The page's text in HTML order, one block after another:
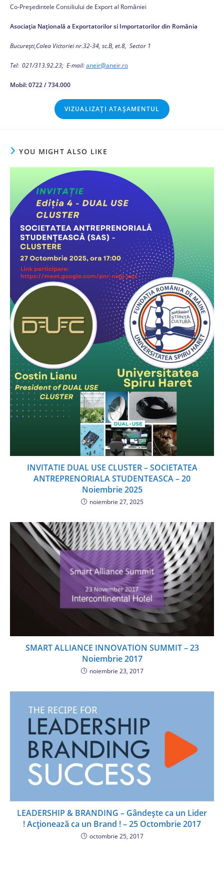
Co-Preşedintele Consiliului de Export al României
Asociația Națională a Exportatorilor si Importatorilor din România
Bucureşti,Calea Victoriei nr.32-34, sc.B, et.8, Sector 1
Tel: 021/313.92.23; E-mail:aneir@aneir.ro
Mobil: 0722 / 734.000
VIZUALIZAȚI ATAȘAMENTUL
YOU MIGHT ALSO LIKE
INVITATIE DUAL USE CLUSTER – SOCIETATEA
ANTREPRENORIALA STUDENTEASCA – 20
Noiembrie 2025
noiembrie 27, 2025
SMART ALLIANCE INNOVATION SUMMIT – 23
Noiembrie 2017
noiembrie 23, 2017
LEADERSHIP & BRANDING – Gândește ca un Lider
! Acționează ca un Brand ! – 25 Octombrie 2017
octombrie 25, 2017